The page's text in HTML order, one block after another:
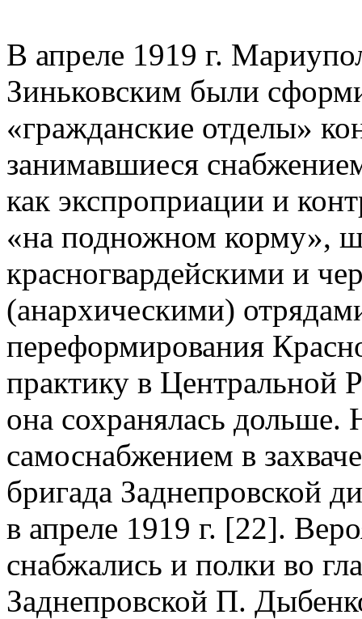
В апреле 1919 г.
Зиньковским были
«гражданские отделы»
занимавшиеся
как экспроприации и
«на подножном корму»,
красногвардейскими и
(анархическими)
переформирования
практику в Центральной
она сохранялась дольше.
самоснабжением в
бригада Заднепровской
в апреле 1919 г. [22].
снабжались и полки во
Заднепровской П.